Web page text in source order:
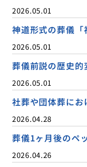
2026.05.01
神道形式の葬儀
2026.05.01
葬儀前説の歴史的
2026.05.01
社葬や団体葬に
2026.04.28
葬儀1ヶ月後のペ
2026.04.26